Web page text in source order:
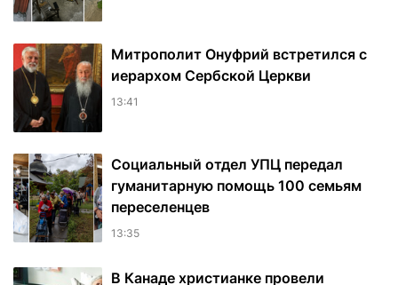
Митрополит Онуфрий встретился с
иерархом Сербской Церкви
13:41
Социальный отдел УПЦ передал
гуманитарную помощь 100 семьям
переселенцев
13:35
В Канаде христианке провели